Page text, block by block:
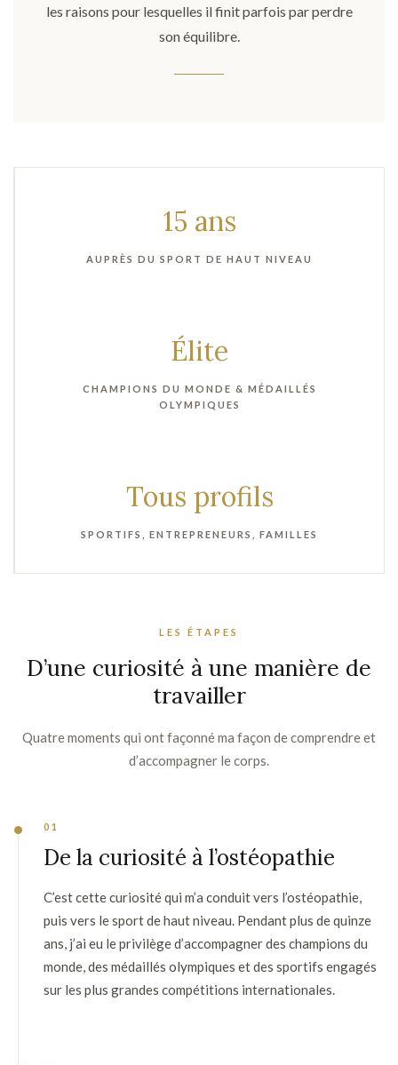
les raisons pour lesquelles il finit parfois par perdre
son équilibre.
15 ans
AUPRÈS DU SPORT DE HAUT NIVEAU
Élite
CHAMPIONS DU MONDE & MÉDAILLÉS
OLYMPIQUES
Tous profils
SPORTIFS, ENTREPRENEURS, FAMILLES
LES ÉTAPES
D’une curiosité à une manière de
travailler
Quatre moments qui ont façonné ma façon de comprendre et
d’accompagner le corps.
01
De la curiosité à l’ostéopathie
C’est cette curiosité qui m’a conduit vers l’ostéopathie,
puis vers le sport de haut niveau. Pendant plus de quinze
ans, j’ai eu le privilège d’accompagner des champions du
monde, des médaillés olympiques et des sportifs engagés
sur les plus grandes compétitions internationales.